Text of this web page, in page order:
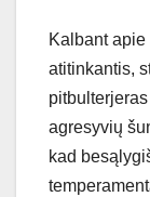
Kalbant
atitinkantis,
agresyvių
kad